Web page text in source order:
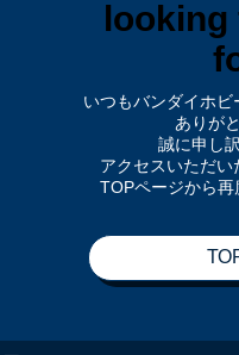
いつもバンダイホビ
ありが
誠に申し
アクセスいただい
TOPページから再